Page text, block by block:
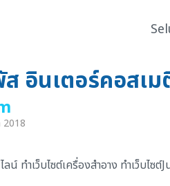
อินเตอร์คอสเ
2018
ลน์ ทำเว็บไซต์เครื่องสำอาง ทำเว็บไซต์